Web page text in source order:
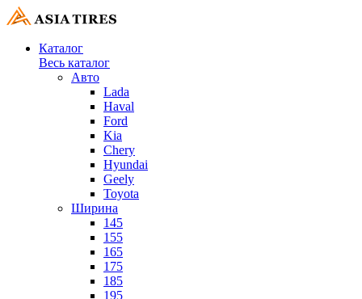
Каталог
Весь каталог
Авто
Lada
Haval
Ford
Kia
Chery
Hyundai
Geely
Toyota
Ширина
145
155
165
175
185
195